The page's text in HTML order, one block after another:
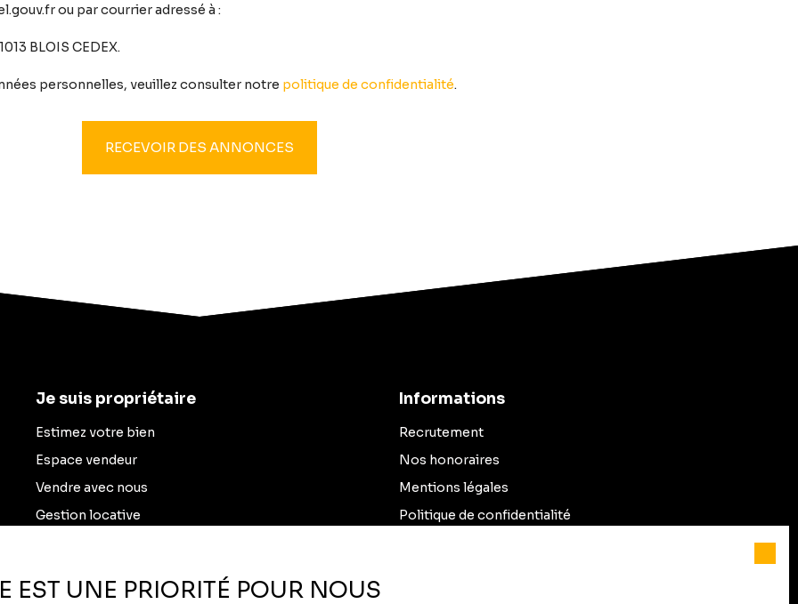
ou par courrier adressé à :
BLOIS CEDEX.
personnelles, veuillez consulter notre politique de confidentialité.
RECEVOIR DES ANNONCES
Je suis propriétaire
Estimez votre bien
Espace vendeur
Vendre avec nous
Gestion locative
Informations
Recrutement
Nos honoraires
Mentions légales
Politique de confidentialité
EST UNE PRIORITÉ POUR NOUS